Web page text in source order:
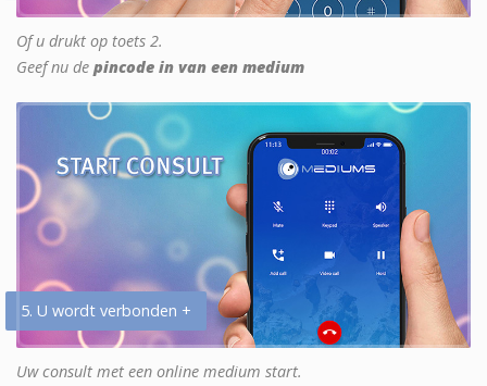
Of u drukt op toets 2.
Geef nu de pincode in van een medium
5. U wordt verbonden +
Uw consult met een online medium start.